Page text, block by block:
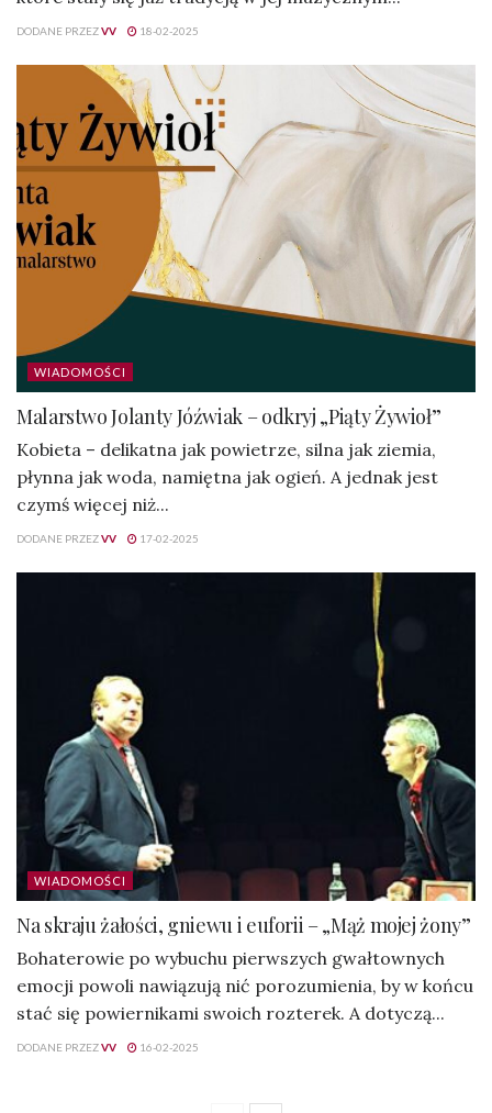
DODANE PRZEZVV 18-02-2025
WIADOMOŚCI
Malarstwo Jolanty Jóźwiak – odkryj „Piąty Żywioł”
Kobieta – delikatna jak powietrze, silna jak ziemia,
płynna jak woda, namiętna jak ogień. A jednak jest
czymś więcej niż...
DODANE PRZEZVV 17-02-2025
WIADOMOŚCI
Na skraju żałości, gniewu i euforii – „Mąż mojej żony”
Bohaterowie po wybuchu pierwszych gwałtownych
emocji powoli nawiązują nić porozumienia, by w końcu
stać się powiernikami swoich rozterek. A dotyczą...
DODANE PRZEZVV 16-02-2025